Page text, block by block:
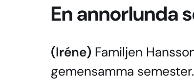
En annorlunda
(Iréne) Familjen
gemensamma